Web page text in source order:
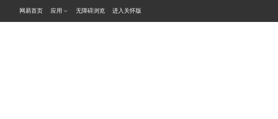
网易首页 应用 无障碍浏览 进入关怀版